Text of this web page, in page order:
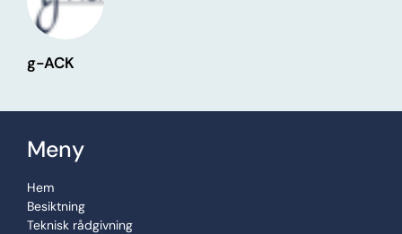
g-ACK
Meny
Hem
Besiktning
Teknisk rådgivning